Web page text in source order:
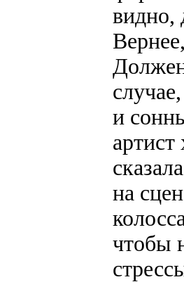
видно,
и
на
чтобы